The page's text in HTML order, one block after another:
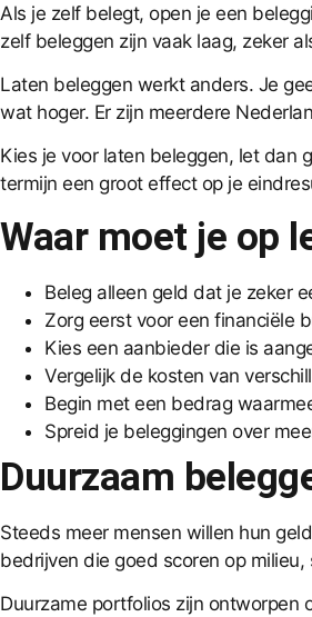
Als je zelf belegt, open je een
zelf beleggen zijn vaak laag, zeker
Laten beleggen werkt anders. Je
wat hoger. Er zijn meerdere
Kies je voor laten beleggen, let dan
termijn een groot effect op je
Waar moet je op
Beleg alleen geld dat je zeker
Zorg eerst voor een financiële
Kies een aanbieder die is
Vergelijk de kosten van
Begin met een bedrag
Spreid je beleggingen over
Duurzaam
Steeds meer mensen willen hun
bedrijven die goed scoren op
Duurzame portfolios zijn ontworpen